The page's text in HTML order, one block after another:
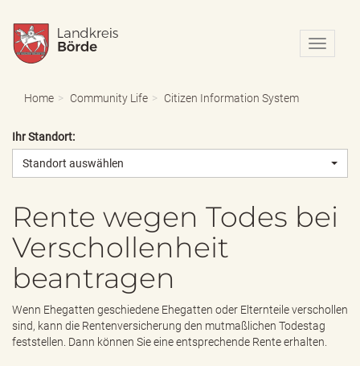
N
a
o
i
u
s
b
l
Home Community Life Citizen Information System
Ihr Standort:
Standort auswählen
Rente wegen Todes bei
Verschollenheit
beantragen
Wenn Ehegatten geschiedene Ehegatten oder Elternteile verschollen
sind, kann die Rentenversicherung den mutmaßlichen Todestag
feststellen. Dann können Sie eine entsprechende Rente erhalten.